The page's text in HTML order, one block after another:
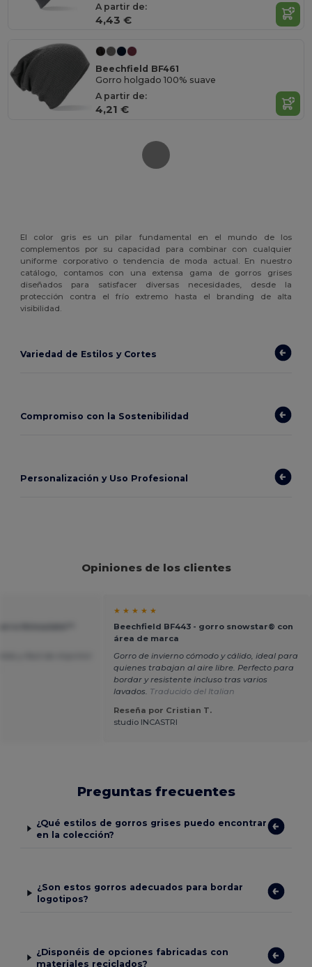
A partir de:
4,43 €
Beechfield BF461
Gorro holgado 100% suave
A partir de:
4,21 €
El color gris es un pilar fundamental en el mundo de los
complementos por su capacidad para combinar con cualquier
uniforme corporativo o tendencia de moda actual. En nuestro
catálogo, contamos con una extensa gama de gorros grises
diseñados para satisfacer diversas necesidades, desde la
protección contra el frío extremo hasta el branding de alta
visibilidad.
Variedad de Estilos y Cortes
Compromiso con la Sostenibilidad
Personalización y Uso Profesional
Opiniones de los clientes
★ ★ ★ ★ ★
Beechfield BF443 - gorro snowstar® con
área de marca
Gorro de invierno cómodo y cálido, ideal para
quienes trabajan al aire libre. Perfecto para
bordar y resistente incluso tras varios
lavados. Traducido del Italian
Reseña por Cristian T.
studio INCASTRI
Preguntas frecuentes
¿Qué estilos de gorros grises puedo encontrar
en la colección?
¿Son estos gorros adecuados para bordar
logotipos?
¿Disponéis de opciones fabricadas con
materiales reciclados?